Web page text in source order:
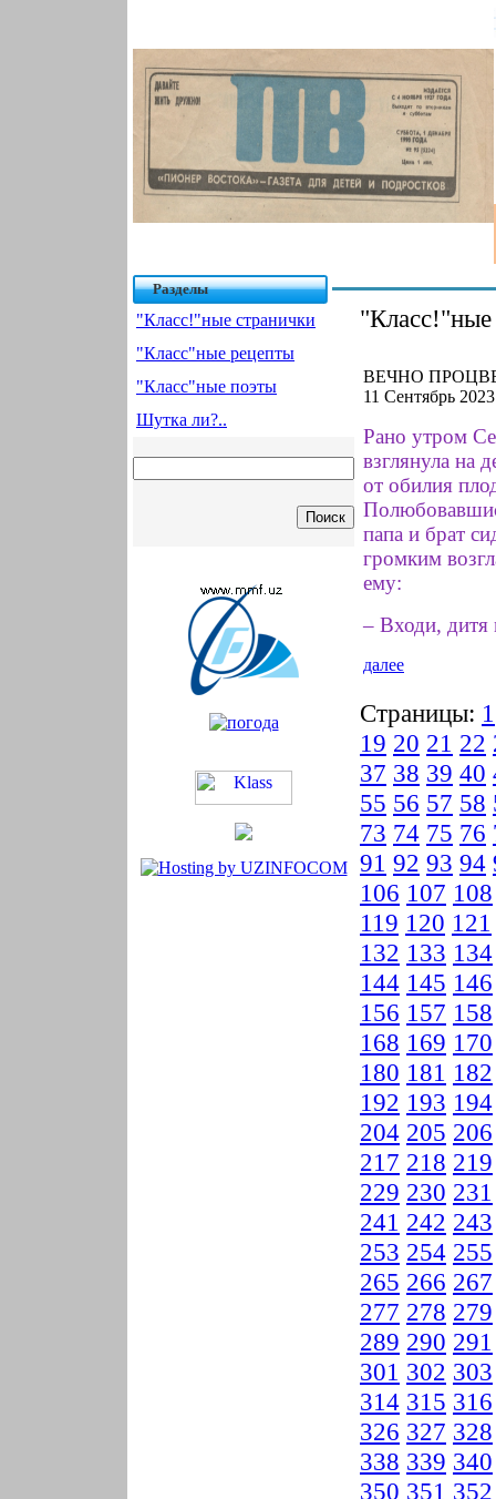
Разделы
"Класс!"ные странички
"Класс"ные рецепты
"Класс"ные поэты
Шутка ли?..
"Класс!"ные
ВЕЧНО
11 Сентябрь
Рано утром
взглянула на
от обилия
папа и брат
громким
ему:
– Входи, дитя
далее
Страницы: 1
19 20 21 22
37 38 39 40
55 56 57 58
73 74 75 76
91 92 93 94
106 107 108
119 120 121
132 133 134
144 145 146
156 157 158
168 169 170
180 181 182
192 193 194
204 205 206
217 218 219
229 230 231
241 242 243
253 254 255
265 266 267
277 278 279
289 290 291
301 302 303
314 315 316
326 327 328
338 339 340
350 351 352